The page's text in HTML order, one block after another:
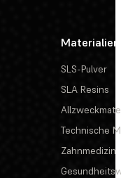
Materialien
SLS-Pulver
SLA Resins
Technische
Zahnmedizin